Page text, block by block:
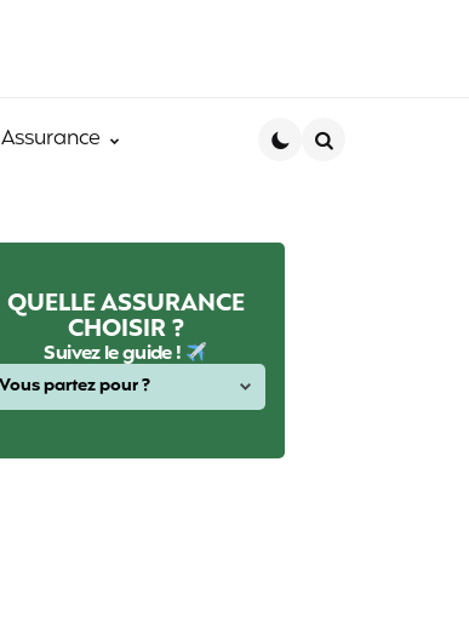
Assurance
QUELLE ASSURANCE
CHOISIR ?
Suivez le guide !